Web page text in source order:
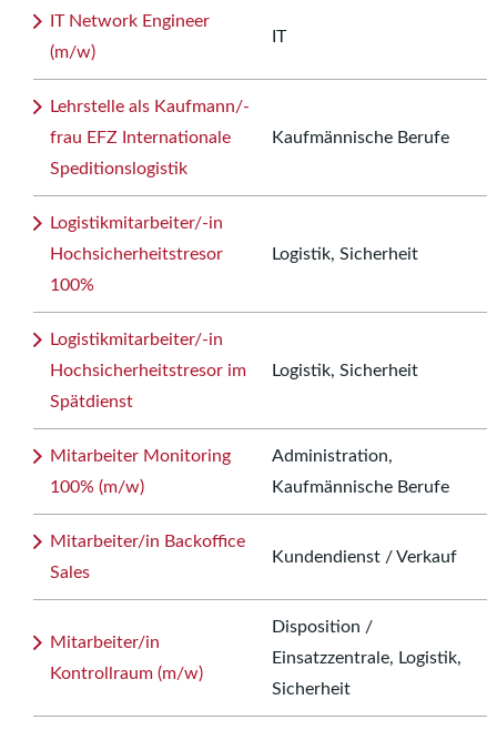
IT Network Engineer
(m/w)
IT
Lehrstelle als Kaufmann/-
frau EFZ Internationale
Speditionslogistik
Kaufmännische Berufe
Logistikmitarbeiter/-in
Hochsicherheitstresor
100%
Logistik, Sicherheit
Logistikmitarbeiter/-in
Hochsicherheitstresor im
Spätdienst
Logistik, Sicherheit
Mitarbeiter Monitoring
100% (m/w)
Administration,
Kaufmännische Berufe
Mitarbeiter/in Backoffice
Sales
Kundendienst / Verkauf
Mitarbeiter/in
Kontrollraum (m/w)
Disposition /
Einsatzzentrale, Logistik,
Sicherheit